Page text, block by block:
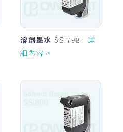
溶劑墨水 SSi798
詳
細內容 >